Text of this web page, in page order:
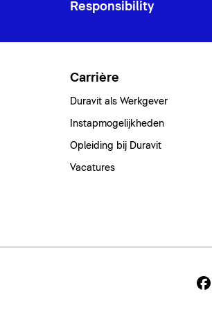
Responsibility
Carrière
Duravit als Werkgever
Instapmogelijkheden
Opleiding bij Duravit
Vacatures